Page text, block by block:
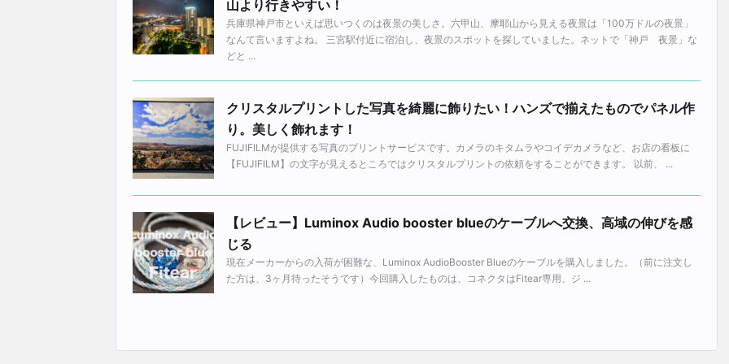
山より行きやすい！
兵庫県神戸市といえば思いつくのは夜景の美しさ。六甲山、摩耶山から見える夜景は「100万ドルの夜景」
なんて言いますよね。 三宮駅付近に宿泊し、夜景のスポットを探していました。ネットで「神戸 夜景」な
どと ...
クリスタルプリントした写真を綺麗に飾りたい！ハンズで揃えたものでパネル作
り。美しく飾れます！
FUJIFILMが提供する写真のプリントサービスです。カメラのキタムラやコイデカメラなど、お店の看板に
【FUJIFILM】の文字が見えるところではクリスタルプリントの依頼をすることができます。 以前、 ...
【レビュー】Luminox Audio booster blueのケーブルへ交換、高域の伸びを感
じる
現在メーカーからの入荷が困難な、Luminox AudioBooster Blueのケーブルを購入しました。（前に注文し
た方は、3ヶ月待ったそうです）今回購入したものは、コネクタはFitear専用、ジ ...